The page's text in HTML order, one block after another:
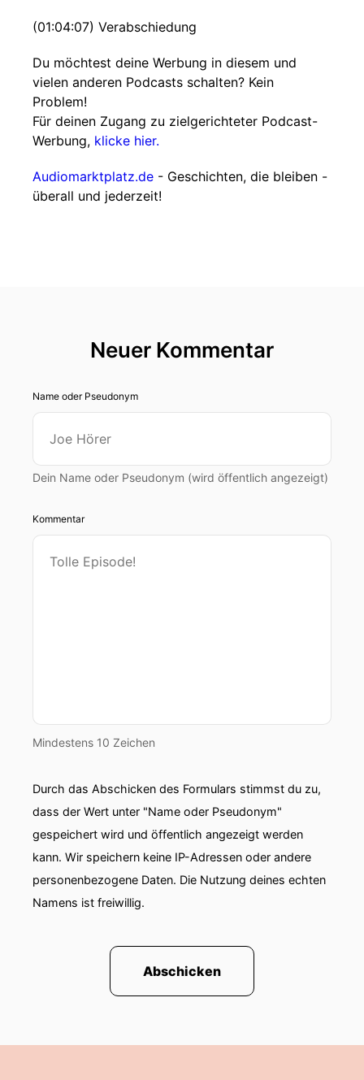
(01:04:07) Verabschiedung
Du möchtest deine Werbung in diesem und
vielen anderen Podcasts schalten? Kein
Problem!
Für deinen Zugang zu zielgerichteter Podcast-
Werbung, klicke hier.
Audiomarktplatz.de - Geschichten, die bleiben -
überall und jederzeit!
Neuer Kommentar
Name oder Pseudonym
Dein Name oder Pseudonym (wird öffentlich angezeigt)
Kommentar
Mindestens 10 Zeichen
Durch das Abschicken des Formulars stimmst du zu,
dass der Wert unter "Name oder Pseudonym"
gespeichert wird und öffentlich angezeigt werden
kann. Wir speichern keine IP-Adressen oder andere
personenbezogene Daten. Die Nutzung deines echten
Namens ist freiwillig.
Abschicken